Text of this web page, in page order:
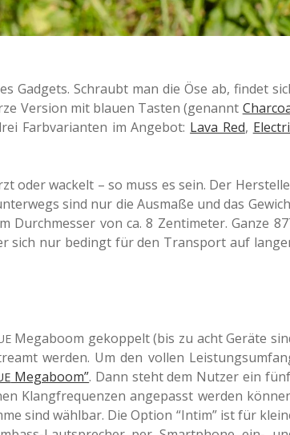
Gad­gets. Schraubt man die Öse ab, findet
Ver­si­on mit blauen Tasten (genannt
Farb­va­ri­an­ten im Ange­bot: Lava Red,
oder wackelt – so muss es sein. Der
sind nur die Aus­ma­ße und das
von ca. 8 Zen­ti­me­ter. Ganze
sich nur bedingt für den Trans­port auf
Mega­boom gekop­pelt (bis zu acht Geräte
werden. Um den vollen
Mega­boom”. Dann steht dem Nutzer ein
Klang­fre­quen­zen ange­passt werden
sind wähl­bar. Die Option “Intim” ist für